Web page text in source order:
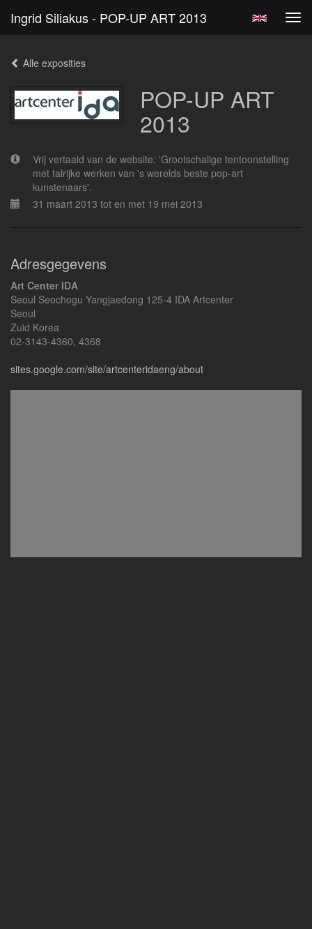
Ingrid Siliakus - POP-UP ART 2013
Alle exposities
POP-UP ART
2013
Vrij vertaald van de website: 'Grootschalige tentoonstelling
met talrijke werken van 's werelds beste pop-art
kunstenaars'.
31 maart 2013 tot en met 19 mei 2013
Adresgegevens
Art Center IDA
Seoul Seochogu Yangjaedong 125-4 IDA Artcenter
Seoul
Zuid Korea
02-3143-4360, 4368
sites.google.com/site/artcenteridaeng/about